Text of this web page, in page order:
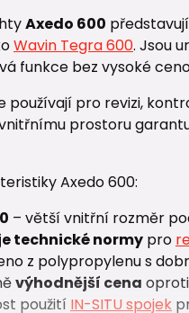
Axedo 600
Wavin Tegra 600. Jsou
funkce bez vysoké
používají pro revizi,
prostoru
Axedo 600:
– větší vnitřní rozměr
technické normypro
z polypropylenu s
výhodnější cena
použití IN-SITU spojek